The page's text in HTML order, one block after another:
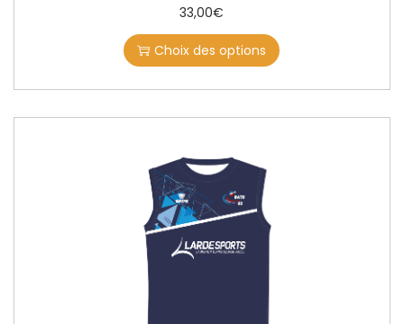
33,00€
Choix des options